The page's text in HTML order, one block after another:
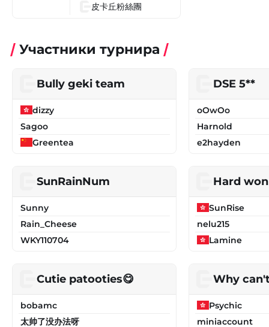
皮卡丘粉絲團
Участники турнира
Bully geki team
dizzy
Sagoo
Greentea
DSE 5**
oOwOo
Harnold
e2hayden
SunRainNum
Sunny
Rain_Cheese
WKY110704
Hard won
SunRise
nelu215
Lamine
Cutie patooties😋
bobamc
太帅了没办法呀
Why
Psychic
miniaccount